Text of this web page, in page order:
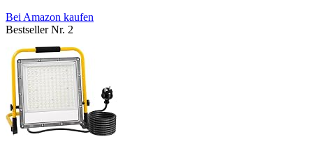
Bei Amazon kaufen
Bestseller Nr. 2